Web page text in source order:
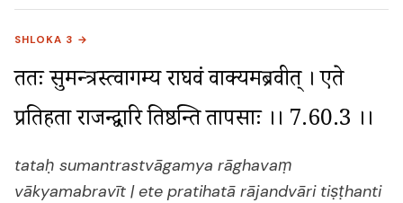
SHLOKA 3 →
ततः सुमन्त्रस्त्वागम्य राघवं वाक्यमब्रवीत् । एते
प्रतिहता राजन्द्वारि तिष्ठन्ति तापसाः ।। 7.60.3 ।।
tataḥ sumantrastvāgamya rāghavaṃ
vākyamabravīt | ete pratihatā rājandvāri tiṣṭhanti